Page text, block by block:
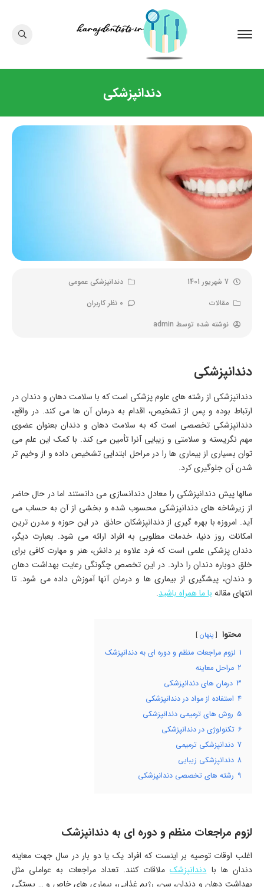
دندانپزشکی
7 شهریور 1401
دندانپزشکی عمومی
مقالات
0 نظر کاربران
نوشته شده توسط admin
دندانپزشکی
دندانپزشکی از رشته های علوم پزشکی است که با سلامت دهان و دندان در
ارتباط بوده و پس از تشخیص، اقدام به درمان آن ها می کند. در واقع،
دندانپزشکی تخصصی است که به سلامت دهان و دندان بعنوان عضوی
مهم نگریسته و سلامتی و زیبایی آنرا تأمین می کند. با کمک این علم می
توان بسیاری از بیماری ها را در مراحل ابتدایی تشخیص داده و از وخیم تر
شدن آن جلوگیری کرد.
سالها پیش دندانپزشکی را معادل دندانسازی می دانستند اما در حال حاضر
از زیرشاخه های دندانپزشکی محسوب شده و بخشی از آن به حساب می
آید. امروزه با بهره گیری از دندانپزشکان حاذق در این حوزه و مدرن ترین
امکانات روز دنیا، خدمات مطلوبی به افراد ارائه می شود. بعبارت دیگر،
دندان پزشکی علمی است که فرد علاوه بر دانش، هنر و مهارت کافی برای
خلق دوباره دندان را دارد. در این تخصص چگونگی رعایت بهداشت دهان
و دندان، پیشگیری از بیماری ها و درمان آنها آموزش داده می شود. تا
انتهای مقالهبا ما همراه باشید.
محتوا پنهان
1 لزوم مراجعات منظم و دوره ای به دندانپزشک
2 مراحل معاینه
3 درمان های دندانپزشکی
4 استفاده از مواد در دندانپزشکی
5 روش های ترمیمی دندانپزشکی
6 تکنولوژی در دندانپزشکی
7 دندانپزشکی ترمیمی
8 دندانپزشکی زیبایی
9 رشته های تخصصی دندانپزشکی
لزوم مراجعات منظم و دوره ای به دندانپزشک
اغلب اوقات توصیه بر اینست که افراد یک یا دو بار در سال جهت معاینه
دندان ها بادندانپزشکملاقات کنند. تعداد مراجعات به عواملی مثل
بهداشت دهان و دندان، سن، رژیم غذایی، بیماری های خاص و … بستگی